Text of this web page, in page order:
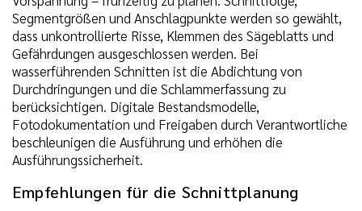
Segmentgrößen und Anschlagpunkte werden so gewählt,
dass unkontrollierte Risse, Klemmen des Sägeblatts und
Gefährdungen ausgeschlossen werden. Bei
wasserführenden Schnitten ist die Abdichtung von
Durchdringungen und die Schlammerfassung zu
berücksichtigen. Digitale Bestandsmodelle,
Fotodokumentation und Freigaben durch Verantwortliche
beschleunigen die Ausführung und erhöhen die
Ausführungssicherheit.
Empfehlungen für die Schnittplanung